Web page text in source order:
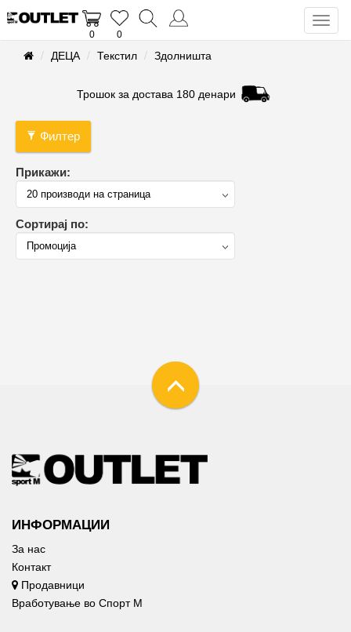
0 0
ДЕЦА Текстил Здолништа
Трошок за достава 180 денари
Филтер
Прикажи:
Сортирај по:
ИНФОРМАЦИИ
За нас
Контакт
Продавници
Вработување во Спорт М